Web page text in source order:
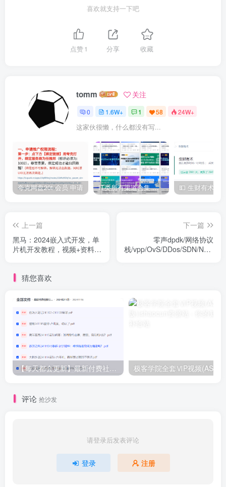
day09.查找算法_ev.mp4
day01：操作系统背景介绍、计算机系统分层、
环境变量、环境变量表、环境变量相关函数
_ev.mp4
day02：什么是库文件、静态库、动态库、静态
库和动态库比较_ev.mp4
day04.虚拟地址空间、内存壁垒、段错误
_ev.mp4
day06：文件系统、文件类型、文件的打开与关
闭、文件的内核结构、文件描述符、文件的读写
_ev.mp4
day07：顺序与随机读写、系统i.o与标准i.o、文
day09.文件的元数据、内存映射文件_ev.mp4
喜欢就支持一下吧
点赞1 分享 收藏
tomm 关注
0 1.6W+ 1 58 24W+
这家伙很懒，什么都没有写...
夸克网盘20t 会员 申请 IT类所有渠道合集 持续日更，目前近四千多条资源 年费用户微信私信获取权限
上一篇
黑马：2024嵌入式开发，单
片机开发教程，视频+资料
下一篇
零声dpdk/网络协议
栈/vpp/OvS/DDos/SDN/NFV/
猜您喜欢
【每天都会更新】最新付费社群公众号文章 极客学院全套ⅥP视频(AS版)
评论 抢沙发
请登录后发表评论
登录 注册